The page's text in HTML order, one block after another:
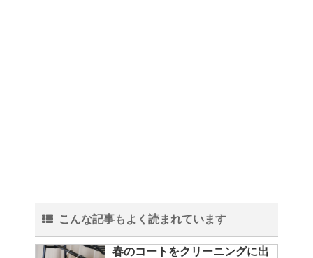
こんな記事もよく読まれています
春のコートをクリーニングに出